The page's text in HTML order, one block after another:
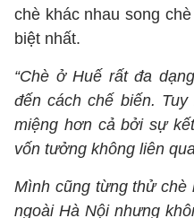
chè khác nhau song
biệt nhất.
“Chè ở Huế rất đa
đến cách chế biến.
miệng hơn cả bởi sự
vốn tưởng không liên
Mình cũng từng thử
ngoài Hà Nội nhưng